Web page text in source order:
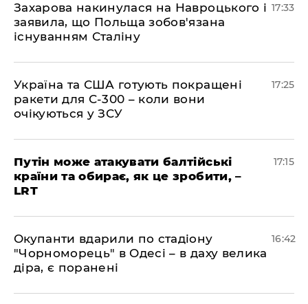
​Захарова накинулася на Навроцького і
заявила, що Польща зобов'язана
існуванням Сталіну
17:33
​Україна та США готують покращені
ракети для С-300 – коли вони
очікуються у ЗСУ
17:25
​Путін може атакувати балтійські
країни та обирає, як це зробити, –
LRT
17:15
​Окупанти вдарили по стадіону
"Чорноморець" в Одесі – в даху велика
діра, є поранені
16:42